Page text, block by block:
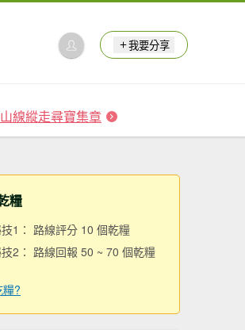
我要分享
線縱走尋寶集章
糧
1： 路線評分 10 個乾糧
2： 路線回報 50 ~ 70 個乾糧
?